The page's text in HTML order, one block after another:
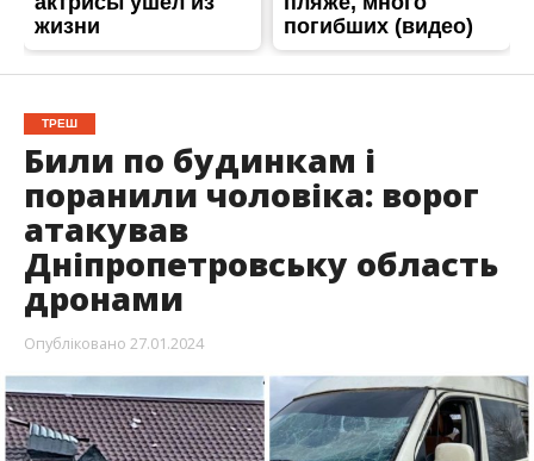
ТРЕШ
Били по будинкам і
поранили чоловіка: ворог
атакував
Дніпропетровську область
дронами
Опубліковано 27.01.2024